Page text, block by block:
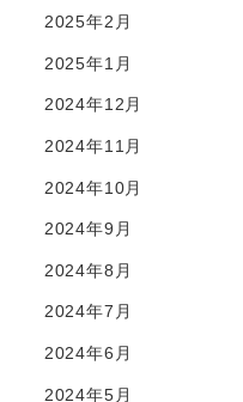
2025年2月
2025年1月
2024年12月
2024年11月
2024年10月
2024年9月
2024年8月
2024年7月
2024年6月
2024年5月